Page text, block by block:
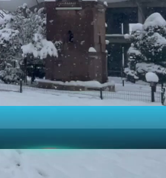
Taşköprü
Taşköprü
düzenlenen
Devamını Oku ->